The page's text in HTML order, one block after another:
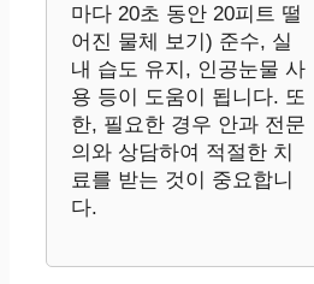
마다 20초 동안 20피트 떨
어진 물체 보기) 준수, 실
내 습도 유지, 인공눈물 사
용 등이 도움이 됩니다. 또
한, 필요한 경우 안과 전문
의와 상담하여 적절한 치
료를 받는 것이 중요합니
다.